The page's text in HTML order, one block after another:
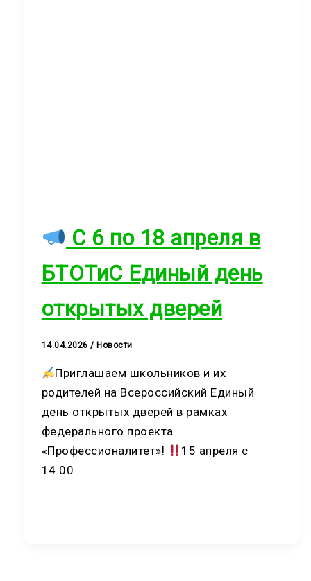
С 6 по 18 апреля в
БТОТиС Единый день
открытых дверей
14.04.2026/ Новости
Приглашаем школьников и их
родителей на Всероссийский Единый
день открытых дверей в рамках
федерального проекта
«Профессионалитет»!
15 апреля с
14.00